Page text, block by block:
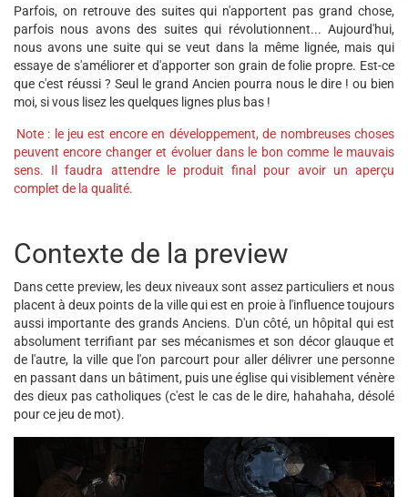
Parfois, on retrouve des suites qui n'apportent pas grand chose,
parfois nous avons des suites qui révolutionnent... Aujourd'hui,
nous avons une suite qui se veut dans la même lignée, mais qui
essaye de s'améliorer et d'apporter son grain de folie propre. Est-ce
que c'est réussi ? Seul le grand Ancien pourra nous le dire ! ou bien
moi, si vous lisez les quelques lignes plus bas !
Note : le jeu est encore en développement, de nombreuses choses
peuvent encore changer et évoluer dans le bon comme le mauvais
sens. Il faudra attendre le produit final pour avoir un aperçu
complet de la qualité.
Contexte de la preview
Dans cette preview, les deux niveaux sont assez particuliers et nous
placent à deux points de la ville qui est en proie à l'influence toujours
aussi importante des grands Anciens. D'un côté, un hôpital qui est
absolument terrifiant par ses mécanismes et son décor glauque et
de l'autre, la ville que l'on parcourt pour aller délivrer une personne
en passant dans un bâtiment, puis une église qui visiblement vénère
des dieux pas catholiques (c'est le cas de le dire, hahahaha, désolé
pour ce jeu de mot).